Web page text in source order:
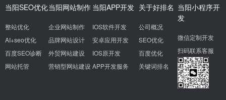
当阳SEO优化
整站优化
AI+seo优化
百度SEO诊断
网站托管
当阳网站制作
企业网站制作
品牌网站设计
外贸网站建设
营销型网站建设
当阳APP开发
IOS软件开发
安卓应用开发
IOS原开发
APP开发服务
关于好排名
公司概况
SEO优化
百度优化
关键词排名
当阳小程序开
发
微信定制开发
扫码联系客服